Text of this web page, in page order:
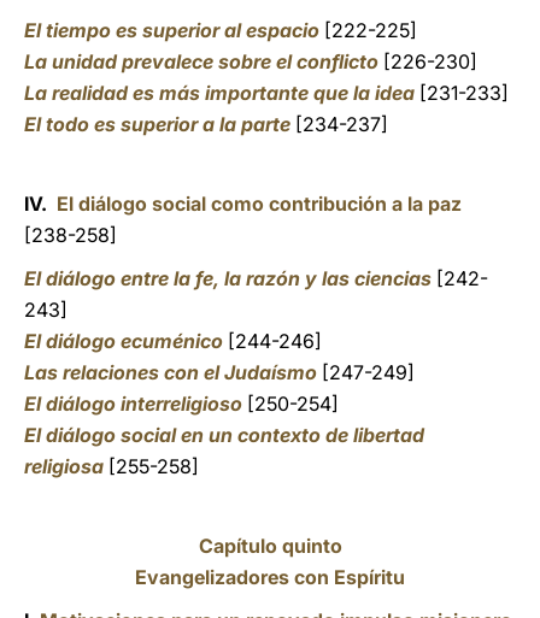
El tiempo es superior al espacio [222-225]
La unidad prevalece sobre el conflicto [226-230]
La realidad es más importante que la idea [231-233]
El todo es superior a la parte [234-237]
IV. El diálogo social como contribución a la paz
[238-258]
El diálogo entre la fe, la razón y las ciencias [242-
243]
El diálogo ecuménico [244-246]
Las relaciones con el Judaísmo [247-249]
El diálogo interreligioso [250-254]
El diálogo social en un contexto de libertad
religiosa [255-258]
Capítulo quinto
Evangelizadores con Espíritu